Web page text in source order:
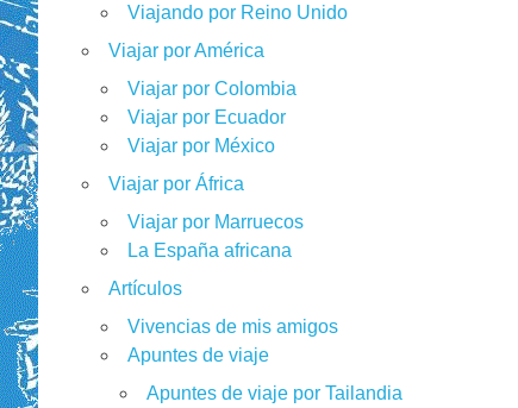
Viajando por Reino Unido
Viajar por América
Viajar por Colombia
Viajar por Ecuador
Viajar por México
Viajar por África
Viajar por Marruecos
La España africana
Artículos
Vivencias de mis amigos
Apuntes de viaje
Apuntes de viaje por Tailandia